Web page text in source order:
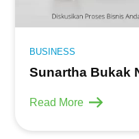
BUSINESS
Sunartha Bukak
Read More